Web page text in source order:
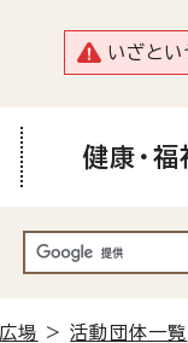
いざとい
健康・福
場 >活動団体一覧